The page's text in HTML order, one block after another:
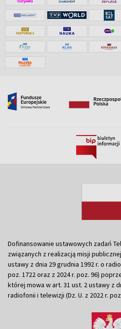
Dofinansowanie ustawowych zadań
związanych z realizacją misji
ustawy z dnia 29 grudnia 1992 r. o
poz. 1722 oraz z 2024 r. poz. 96)
której mowa w art. 31 ust. 2 ustawy z
radiofonii i telewizji (Dz. U. z 2022 r.